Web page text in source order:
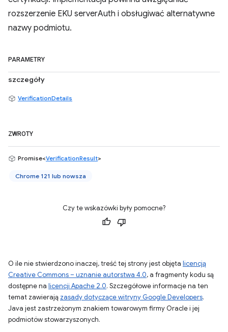
rozszerzenie EKU serverAuth i obsługiwać alternatywne
nazwy podmiotu.
PARAMETRY
szczegóły
VerificationDetails
ZWROTY
Promise<VerificationResult>
Chrome 121 lub nowsza
Czy te wskazówki były pomocne?
O ile nie stwierdzono inaczej, treść tej strony jest objęta licencją
Creative Commons – uznanie autorstwa 4.0, a fragmenty kodu są
dostępne na licencji Apache 2.0. Szczegółowe informacje na ten
temat zawierają zasady dotyczące witryny Google Developers.
Java jest zastrzeżonym znakiem towarowym firmy Oracle i jej
podmiotów stowarzyszonych.